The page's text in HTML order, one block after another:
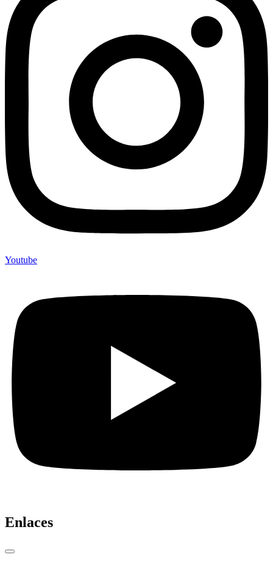
Youtube
Enlaces